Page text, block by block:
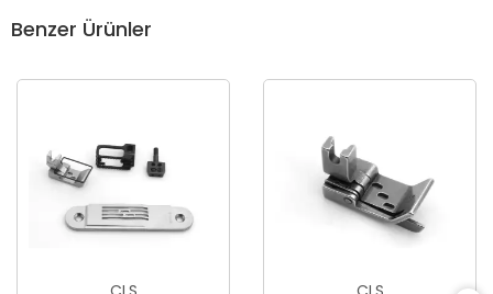
Benzer Ürünler